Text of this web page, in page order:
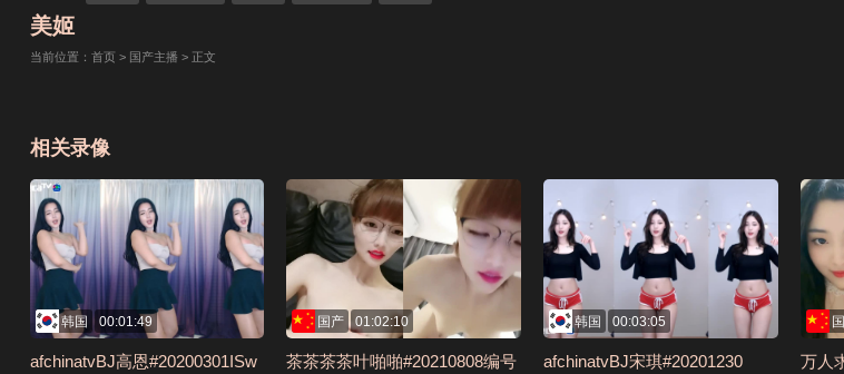
美姬
当前位置： 首页 > 国产主播 > 正文
相关录像
韩国 00:01:49
afchinatvBJ高恩#20200301ISw
国产 01:02:10
茶茶茶茶叶啪啪#20210808编号
韩国 00:03:05
afchinatvBJ宋琪#20201230
万人